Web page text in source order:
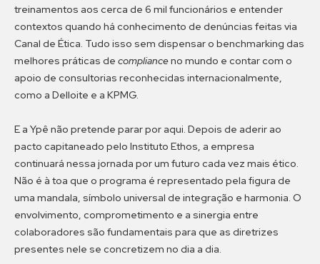
treinamentos aos cerca de 6 mil funcionários e entender
contextos quando há conhecimento de denúncias feitas via
Canal de Ética. Tudo isso sem dispensar o benchmarking das
melhores práticas de complianceno mundo e contar com o
apoio de consultorias reconhecidas internacionalmente,
como a Delloite e a KPMG.
E a Ypê não pretende parar por aqui. Depois de aderir ao
pacto capitaneado pelo Instituto Ethos, a empresa
continuará nessa jornada por um futuro cada vez mais ético.
Não é à toa que o programa é representado pela figura de
uma mandala, símbolo universal de integração e harmonia. O
envolvimento, comprometimento e a sinergia entre
colaboradores são fundamentais para que as diretrizes
presentes nele se concretizem no dia a dia.